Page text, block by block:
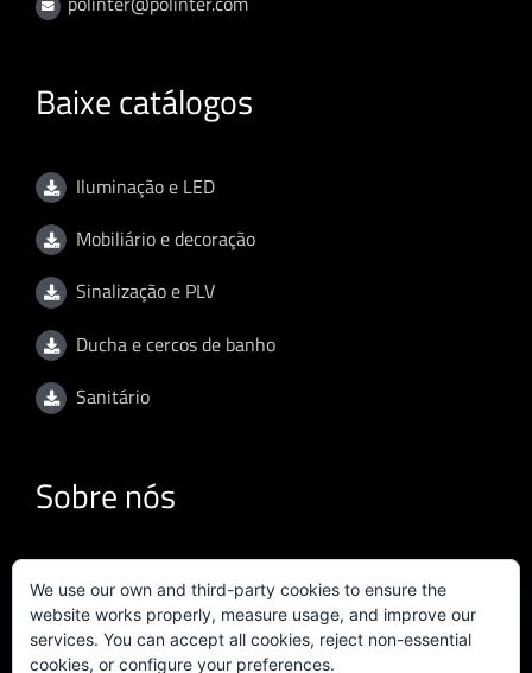
Baixe catálogos
Iluminação e LED
Mobiliário e decoração
Sinalização e PLV
Ducha e cercos de banho
Sanitário
Sobre nós
Termos de utilização (versão inglesa)
Política de privacidade (versão inglesa)
We use our own and third-party cookies to ensure the
website works properly, measure usage, and improve our
services. You can accept all cookies, reject non-essential
cookies, or configure your preferences.